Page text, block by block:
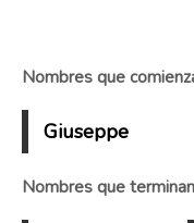
Nombres que
Giuseppe
Nombres que